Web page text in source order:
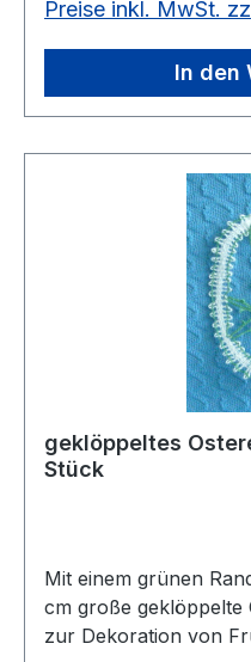
Preise inkl. MwSt.
In den
geklöppeltes
Stück
Mit einem grünen
cm große geklöppelte
zur Dekoration von